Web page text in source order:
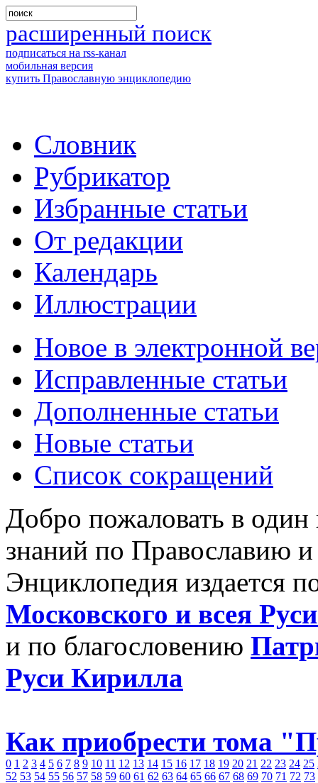
расширенный поиск
подписаться на rss-канал
мобильная версия
купить Православную энциклопедию
Словник
Рубрикатор
Избранные статьи
От редакции
Календарь
Иллюстрации
Новое в электронной
Исправленные статьи
Дополненные статьи
Новые статьи
Список сокращений
Добро пожаловать в
знаний по Православию
Энциклопедия издается
Московского и всея
и по благословению
Руси Кирилла
Как приобрести тома
0 1 2 3 4 5 6 7 8 9 10 11 12 13 14 15 16 17 18 19 20 21 22 23 24 25
52 53 54 55 56 57 58 59 60 61 62 63 64 65 66 67 68 69 70 71 72 73